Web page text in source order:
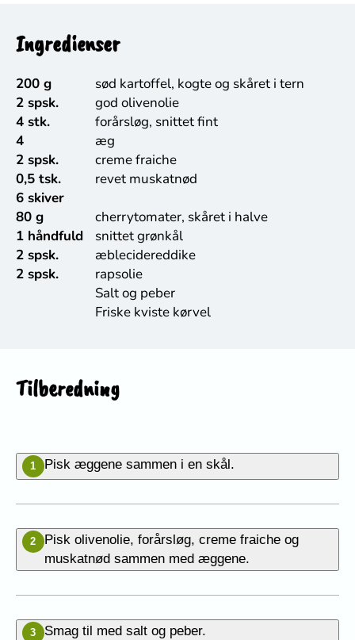
Ingredienser
200 g
sød kartoffel, kogte og skåret i tern
2 spsk.
god olivenolie
4 stk.
forårsløg, snittet fint
4
æg
2 spsk.
creme fraiche
0,5 tsk.
revet muskatnød
6 skiver
80 g
cherrytomater, skåret i halve
1 håndfuld
snittet grønkål
2 spsk.
æblecidereddike
2 spsk.
rapsolie
Salt og peber
Friske kviste kørvel
Tilberedning
1 Pisk æggene sammen i en skål.
2
Pisk olivenolie, forårsløg, creme fraiche og
muskatnød sammen med æggene.
3 Smag til med salt og peber.